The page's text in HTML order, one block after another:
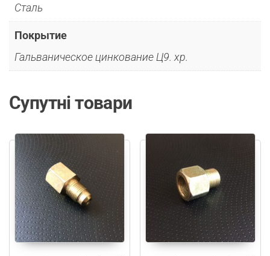
Сталь
Покрытие
Гальваническое цинкование Ц9. хр.
Супутні товари